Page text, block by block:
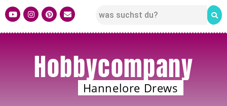
Hobbycompany
Hannelore Drews